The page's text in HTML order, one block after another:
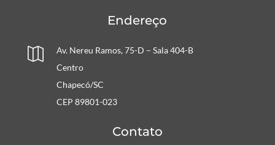
Endereço

Av. Nereu Ramos, 75-D – Sala 404-B
Centro
Chapecó/SC
CEP 89801-023
Contato